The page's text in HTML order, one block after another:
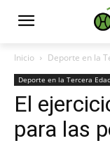
Inicio Deporte en la
Deporte en la Tercera
El
para las